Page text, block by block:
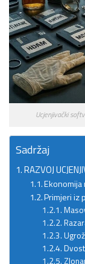
Ucjenjivački
Sadržaj
RAZVOJ
Ekonomija
Primjeri iz